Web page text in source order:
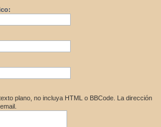
plano, no incluya HTML o BBCode. La dirección